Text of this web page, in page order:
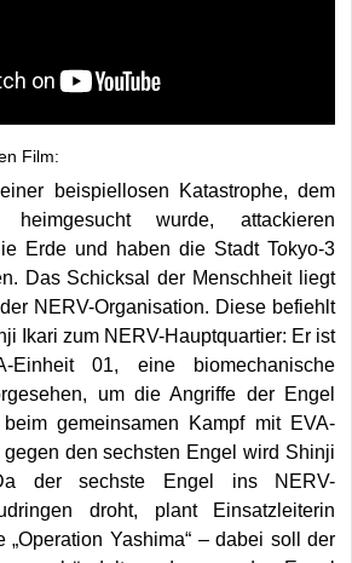
Film:
beispiellosen Katastrophe, dem
heimgesucht wurde, attackieren
Erde und haben die Stadt Tokyo-3
Das Schicksal der Menschheit liegt
NERV-Organisation. Diese befiehlt
Ikari zum NERV-Hauptquartier: Er ist
01, eine biomechanische
um die Angriffe der Engel
gemeinsamen Kampf mit EVA-
den sechsten Engel wird Shinji
der sechste Engel ins NERV-
droht, plant Einsatzleiterin
„Operation Yashima“ – dabei soll der